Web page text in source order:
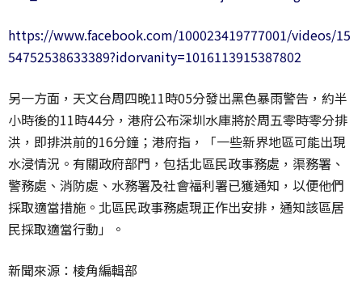
https://www.facebook.com/100023419777001/videos/15
54752538633389?idorvanity=1016113915387802
另一方面，天文台周四晚11時05分發出黑色暴雨警告，約半
小時後的11時44分，港府公布深圳水庫將於周五零時零分排
洪，即排洪前的16分鐘；港府指，「一些新界地區可能出現
水浸情況。有關政府部門，包括北區民政事務處，渠務署、
警務處、消防處、水務署及社會福利署已獲通知，以便他們
採取適當措施。北區民政事務處現正作出安排，通知該區居
民採取適當行動」。
新聞來源：棱角編輯部